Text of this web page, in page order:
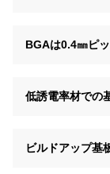
BGAは0.4㎜ピ
低誘電率材での
ビルドアップ基